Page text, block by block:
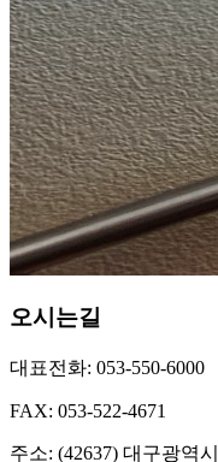
오시는길
대표전화: 053-550-6000
FAX: 053-522-4671
주소: (42637) 대구광역